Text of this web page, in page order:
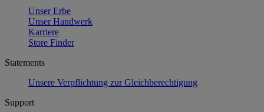
Unser Erbe
Unser Handwerk
Karriere
Store Finder
Statements
Unsere Verpflichtung zur Gleichberechtigung
Support